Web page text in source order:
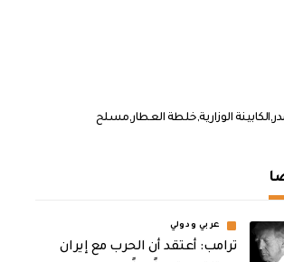
الكابينة الوزارية خلطة العطار مسلح
عربي ودولي
‏ترامب: أعتقد أن الحرب مع إيران